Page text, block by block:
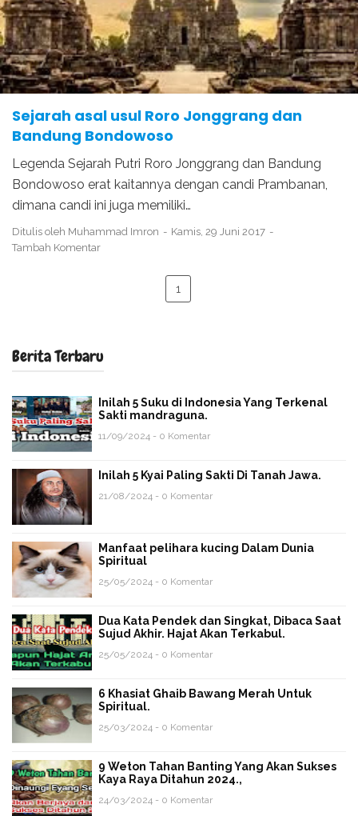
Sejarah asal usul Roro Jonggrang dan
Bandung Bondowoso
Legenda Sejarah Putri Roro Jonggrang dan Bandung
Bondowoso erat kaitannya dengan candi Prambanan,
dimana candi ini juga memiliki…
Ditulis oleh Muhammad Imron
Kamis, 29 Juni 2017
Tambah Komentar
1
Berita Terbaru
Inilah 5 Suku di Indonesia Yang Terkenal
Sakti mandraguna.
11/09/2024 - 0 Komentar
Inilah 5 Kyai Paling Sakti Di Tanah Jawa.
21/08/2024 - 0 Komentar
Manfaat pelihara kucing Dalam Dunia
Spiritual
25/05/2024 - 0 Komentar
Dua Kata Pendek dan Singkat, Dibaca Saat
Sujud Akhir. Hajat Akan Terkabul.
25/05/2024 - 0 Komentar
6 Khasiat Ghaib Bawang Merah Untuk
Spiritual.
25/03/2024 - 0 Komentar
9 Weton Tahan Banting Yang Akan Sukses
Kaya Raya Ditahun 2024.,
24/03/2024 - 0 Komentar